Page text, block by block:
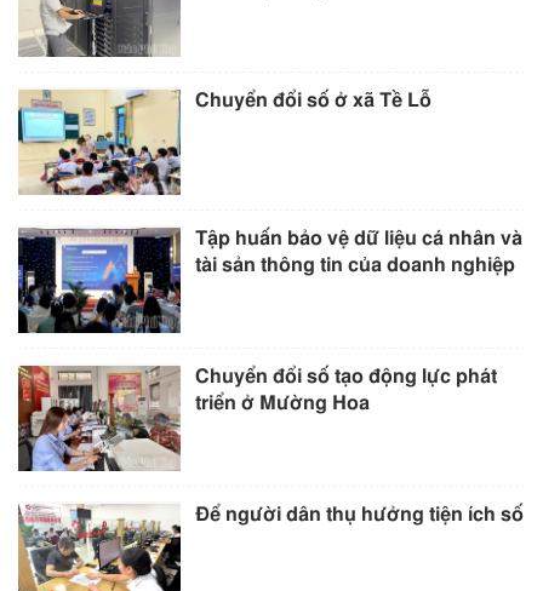
Chuyển đổi số ở xã Tề Lỗ
Tập huấn bảo vệ dữ liệu cá nhân và
tài sản thông tin của doanh nghiệp
Chuyển đổi số tạo động lực phát
triển ở Mường Hoa
Để người dân thụ hưởng tiện ích số